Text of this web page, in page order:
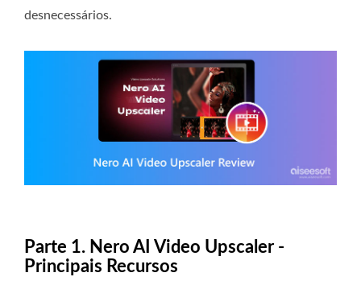
desnecessários.
Parte 1. Nero AI Video Upscaler -
Principais Recursos